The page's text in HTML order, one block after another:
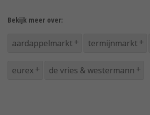
Bekijk meer over:
aardappelmarkt termijnmarkt
eurex de vries & westermann